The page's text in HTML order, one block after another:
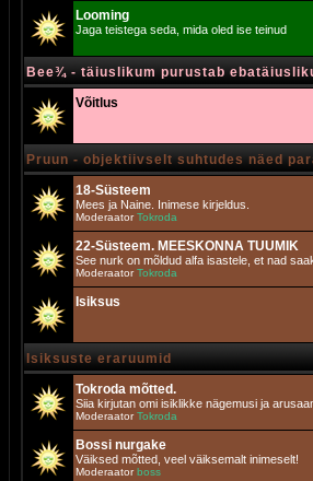
Looming
Jaga teistega seda, mida oled ise teinud
Bee¾ - täiuslikum purustab
Võitlus
Pruun - objektiivselt suhtudes näed
18-Süsteem
Mees ja Naine. Inimese kirjeldus.
ModeraatorTokroda
22-Süsteem. MEESKONNA TUUMIK
See nurk on mõldud alfa isastele, et nad
ModeraatorTokroda
Isiksus
Isiksuste eraruumid
Tokroda mõtted.
Siia kirjutan omi isiklikke nägemusi ja
ModeraatorTokroda
Bossi nurgake
Väiksed mõtted, veel väiksemalt inimeselt!
Moderaatorboss